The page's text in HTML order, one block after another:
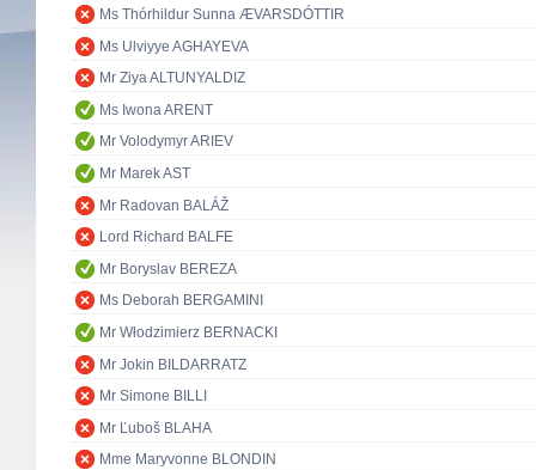
Ms Thórhildur Sunna ÆVARSDÓTTIR
Ms Ulviyye AGHAYEVA
Mr Ziya ALTUNYALDIZ
Ms Iwona ARENT
Mr Volodymyr ARIEV
Mr Marek AST
Mr Radovan BALÁŽ
Lord Richard BALFE
Mr Boryslav BEREZA
Ms Deborah BERGAMINI
Mr Włodzimierz BERNACKI
Mr Jokin BILDARRATZ
Mr Simone BILLI
Mr Ľuboš BLAHA
Mme Maryvonne BLONDIN